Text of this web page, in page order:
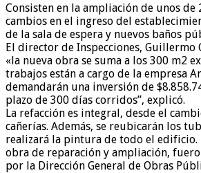
Consisten en la ampliación de unos de
cambios en el ingreso del
de la sala de espera y nuevos baños
El director de Inspecciones, Guillermo
«la nueva obra se suma a los 300 m2
trabajos están a cargo de la empresa
demandarán una inversión de
plazo de 300 días corridos”, explicó.
La refacción es integral, desde el
cañerías. Además, se reubicarán los
realizará la pintura de todo el edificio.
obra de reparación y ampliación,
por la Dirección General de Obras